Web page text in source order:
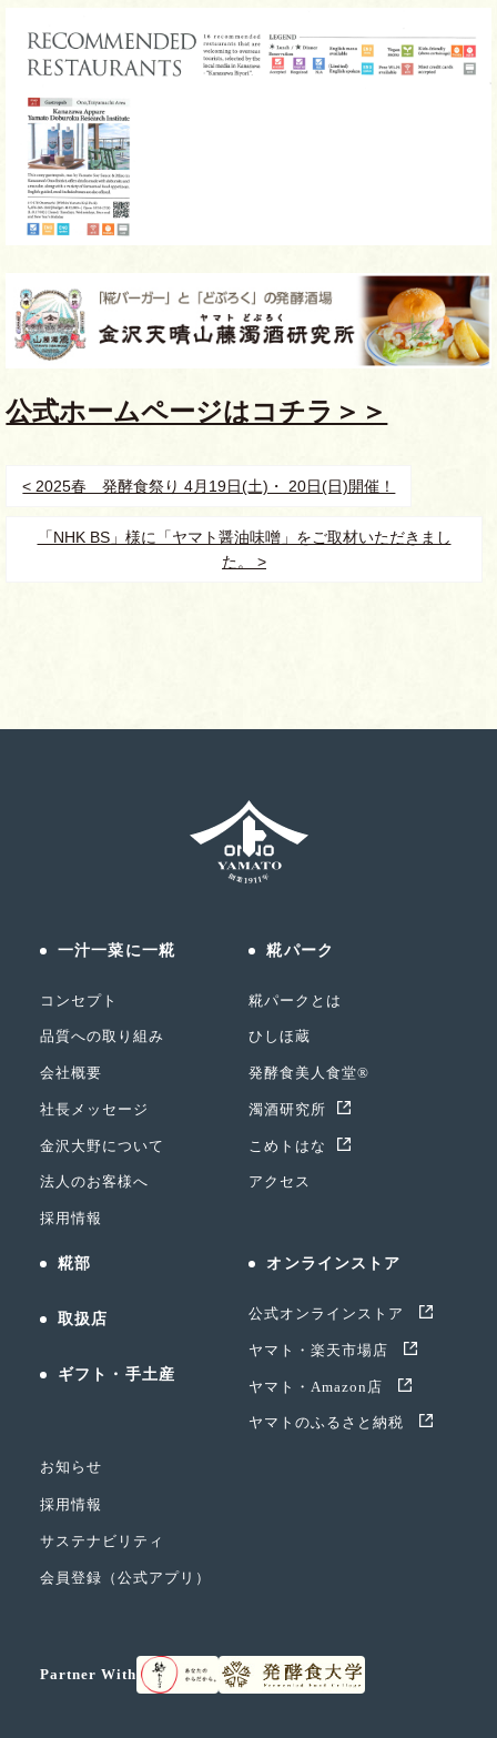
公式ホームページはコチラ＞＞
< 2025春 発酵食祭り 4月19日(土)・ 20日(日)開催！
「NHK BS」様に「ヤマト醤油味噌」をご取材いただきまし
た。 >
一汁一菜に一糀
コンセプト
品質への取り組み
会社概要
社長メッセージ
金沢大野について
法人のお客様へ
採用情報
糀パーク
糀パークとは
ひしほ蔵
発酵食美人食堂®
濁酒研究所
こめトはな
アクセス
糀部
取扱店
ギフト・手土産
オンラインストア
公式オンラインストア
ヤマト・楽天市場店
ヤマト・Amazon店
ヤマトのふるさと納税
お知らせ
採用情報
サステナビリティ
会員登録（公式アプリ）
Partner With